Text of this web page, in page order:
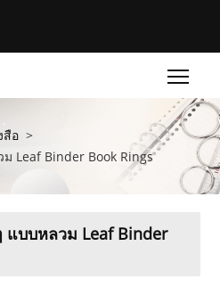
สือ >
Leaf Binder Book Rings
แบบหลวม Leaf Binder